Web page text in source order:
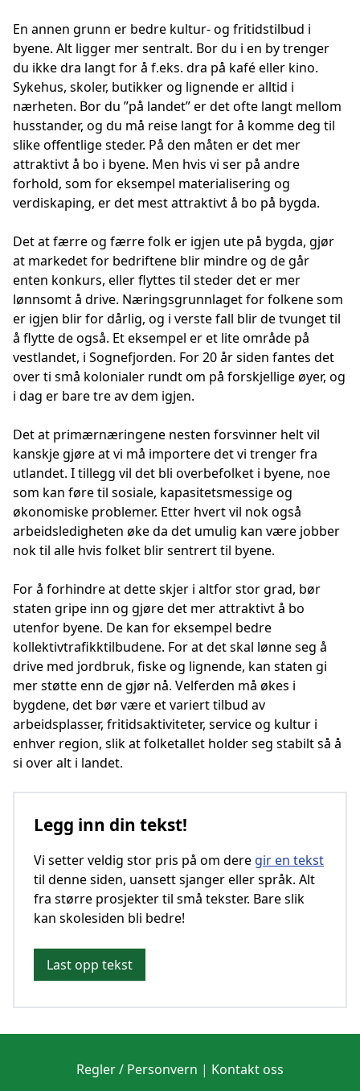
En annen grunn er bedre kultur- og fritidstilbud i
byene. Alt ligger mer sentralt. Bor du i en by trenger
du ikke dra langt for å f.eks. dra på kafé eller kino.
Sykehus, skoler, butikker og lignende er alltid i
nærheten. Bor du ”på landet” er det ofte langt mellom
husstander, og du må reise langt for å komme deg til
slike offentlige steder. På den måten er det mer
attraktivt å bo i byene. Men hvis vi ser på andre
forhold, som for eksempel materialisering og
verdiskaping, er det mest attraktivt å bo på bygda.
Det at færre og færre folk er igjen ute på bygda, gjør
at markedet for bedriftene blir mindre og de går
enten konkurs, eller flyttes til steder det er mer
lønnsomt å drive. Næringsgrunnlaget for folkene som
er igjen blir for dårlig, og i verste fall blir de tvunget til
å flytte de også. Et eksempel er et lite område på
vestlandet, i Sognefjorden. For 20 år siden fantes det
over ti små kolonialer rundt om på forskjellige øyer, og
i dag er bare tre av dem igjen.
Det at primærnæringene nesten forsvinner helt vil
kanskje gjøre at vi må importere det vi trenger fra
utlandet. I tillegg vil det bli overbefolket i byene, noe
som kan føre til sosiale, kapasitetsmessige og
økonomiske problemer. Etter hvert vil nok også
arbeidsledigheten øke da det umulig kan være jobber
nok til alle hvis folket blir sentrert til byene.
For å forhindre at dette skjer i altfor stor grad, bør
staten gripe inn og gjøre det mer attraktivt å bo
utenfor byene. De kan for eksempel bedre
kollektivtrafikktilbudene. For at det skal lønne seg å
drive med jordbruk, fiske og lignende, kan staten gi
mer støtte enn de gjør nå. Velferden må økes i
bygdene, det bør være et variert tilbud av
arbeidsplasser, fritidsaktiviteter, service og kultur i
enhver region, slik at folketallet holder seg stabilt så å
si over alt i landet.
Legg inn din tekst!
Vi setter veldig stor pris på om dere gir en tekst
til denne siden, uansett sjanger eller språk. Alt
fra større prosjekter til små tekster. Bare slik
kan skolesiden bli bedre!
Last opp tekst
Regler / Personvern | Kontakt oss